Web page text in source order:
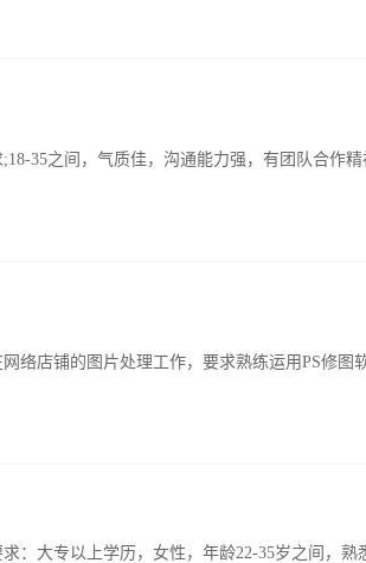
35之间，气质佳，沟通能力强，有团队合作
络店铺的图片处理工作，要求熟练运用PS修图
：大专以上学历，女性，年龄22-35岁之间，